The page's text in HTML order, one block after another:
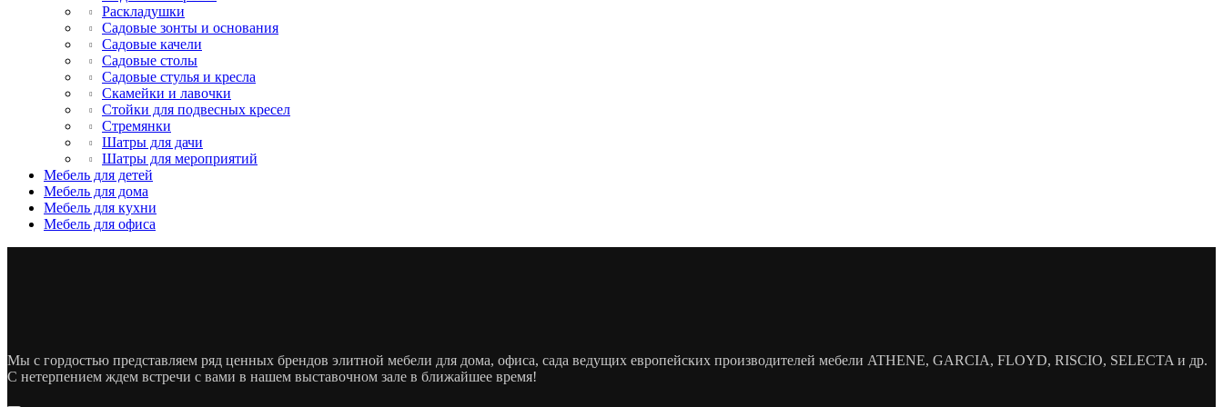
Раскладушки
Садовые зонты и основания
Садовые качели
Садовые столы
Садовые стулья и кресла
Скамейки и лавочки
Стойки для подвесных кресел
Стремянки
Шатры для дачи
Шатры для мероприятий
Мебель для детей
Мебель для дома
Мебель для кухни
Мебель для офиса
Мы с гордостью представляем ряд ценных брендов элитной мебели для дома, офиса, сада ведущих европейских производителей мебели ATHENE, GARCIA, FLOYD, RISCIO, SELECTA и др.
С нетерпением ждем встречи с вами в нашем выставочном зале в ближайшее время!